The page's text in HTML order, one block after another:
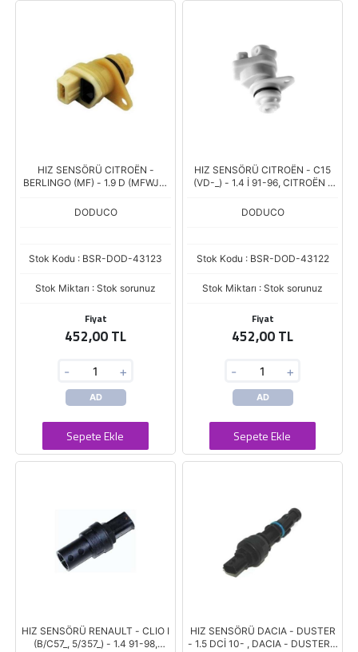
HIZ SENSÖRÜ CITROËN -
BERLINGO (MF) - 1.9 D (MFWJZ)
- 2.0 HDI 90 (MFRH
DODUCO
Stok Kodu : BSR-DOD-43123
Stok Miktarı : Stok sorunuz
Fiyat
452,00 TL
- +
AD
Sepete Ekle
HIZ SENSÖRÜ CITROËN - C15
(VD-_) - 1.4 İ 91-96, CITROËN -
CITROËN - JUMPY
DODUCO
Stok Kodu : BSR-DOD-43122
Stok Miktarı : Stok sorunuz
Fiyat
452,00 TL
- +
AD
Sepete Ekle
HIZ SENSÖRÜ RENAULT - CLIO I
(B/C57_, 5/357_) - 1.4 91-98,
HIZ SENSÖRÜ DACIA - DUSTER
- 1.5 DCİ 10- , DACIA - DUSTER -